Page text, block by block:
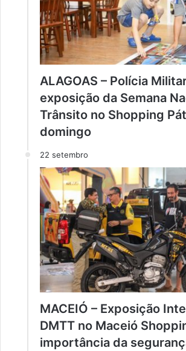
ALAGOAS – Polícia
exposição da Semana
Trânsito no Shopping
domingo
22 setembro
MACEIÓ – Exposição
DMTT no Maceió
importância da